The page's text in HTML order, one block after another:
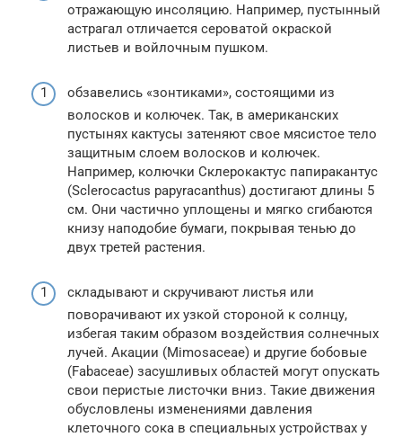
отражающую инсо­ляцию. Например, пустынный
астрагал отличается сероватой окраской
листьев и войлочным пушком.
обзавелись «зонтиками», состоящими из
волосков и колючек. Так, в американских
пустынях кактусы затеняют свое мясистое тело
защитным слоем волосков и колючек.
Например, колючки Склерокактус папиракантус
(Sclerocactus papyracanthus) достигают длины 5
см. Они частично уплощены и мягко сгибаются
книзу наподобие бумаги, покрывая тенью до
двух третей растения.
складывают и скручивают листья или
поворачивают их узкой стороной к солнцу,
избегая таким образом воздействия солнечных
лучей. Акации (Mimosaceae) и другие бобовые
(Fabaceae) засушливых областей могут опускать
свои перистые листочки вниз. Такие движения
обусловлены изменениями давления
клеточного сока в специальных устройствах у